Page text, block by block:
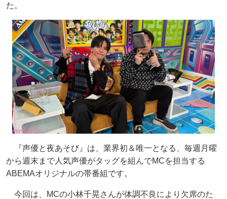
た。
『声優と夜あそび』は、業界初＆唯一となる、毎週月曜
から週末まで人気声優がタッグを組んでMCを担当する
ABEMAオリジナルの帯番組です。
今回は、MCの小林千晃さんが体調不良により欠席のた